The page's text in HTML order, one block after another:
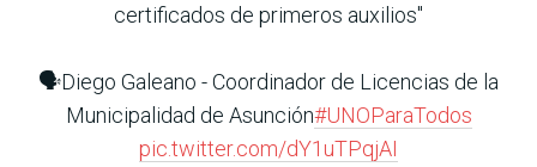
certificados de primeros auxilios"
🗣️Diego Galeano - Coordinador de Licencias de la
Municipalidad de Asunción#UNOParaTodos
pic.twitter.com/dY1uTPqjAI